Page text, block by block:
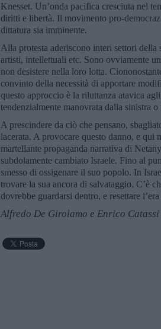
Knesset. Un’onda pacifica cresciuta nel
diritti e libertà. Il movimento pro-
dittatura sia imminente.
Alla protesta aderiscono interi settori
artisti, intellettuali etc. Sono ovviamente
non desistere nella loro lotta.
convinto della necessità di apportare
questo approccio è la riluttanza atavica
tendenzialmente manovrata dalla sinistra
A prescindere da ciò che pensano,
lacerata. A provocare questo danno, e qui
martellante propaganda narrativa di
subdolamente cambiato Israele. Fino al
smesso di ossigenare il suo popolo. In
trovare la sua ancora di salvataggio. C’è
dovrebbe guardarsi dentro, e resettare
Alfredo De Girolamo e Enrico Catassi